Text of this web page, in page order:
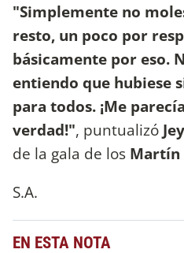
"Simplemente no
resto, un poco por
básicamente por eso.
entiendo que hubiese
para todos. ¡Me
verdad!", puntualizó
de la gala de los Martín
S.A.
EN ESTA NOTA